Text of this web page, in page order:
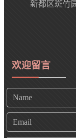
新都区斑竹
欢迎留言